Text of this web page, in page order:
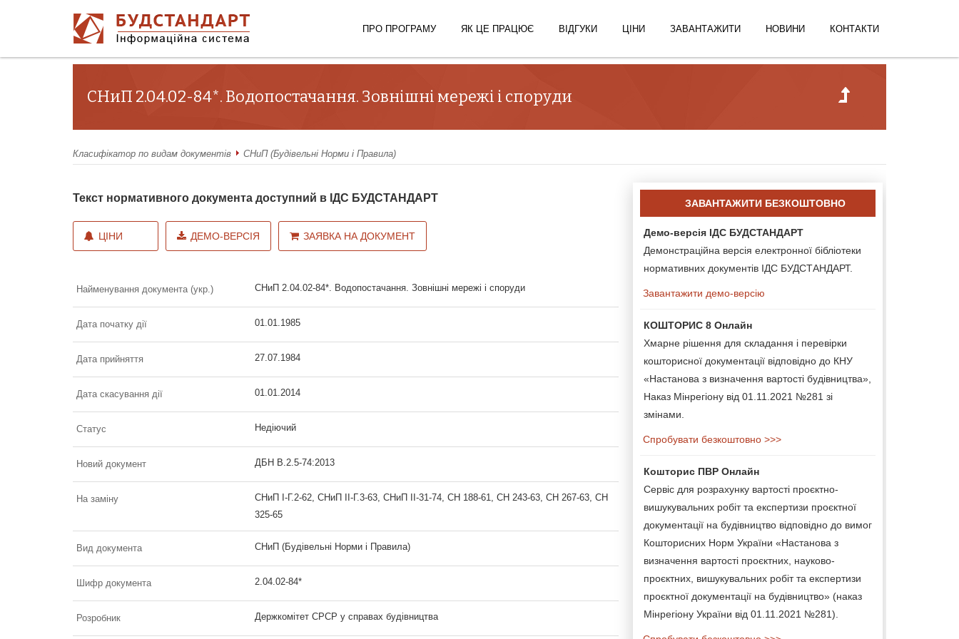
ПРО ПРОГРАМУ ЯК ЦЕ ПРАЦЮЄ ВІДГУКИ ЦІНИ ЗАВАНТАЖИТИ НОВИНИ КОНТАКТИ
СНиП 2.04.02-84*. Водопостачання. Зовнішні мережі і споруди
Класифікатор по видам документів СНиП (Будівельні Норми і Правила)
Текст нормативного документа доступний в ІДС БУДСТАНДАРТ
ЦІНИ ДЕМО-ВЕРСІЯ ЗАЯВКА НА ДОКУМЕНТ
Найменування документа (укр.) СНиП 2.04.02-84*. Водопостачання. Зовнішні мережі і споруди
Дата початку дії 01.01.1985
Дата прийняття 27.07.1984
Дата скасування дії 01.01.2014
Статус Недіючий
Новий документ ДБН В.2.5-74:2013
На заміну
СНиП І-Г.2-62, СНиП ІІ-Г.3-63, СНиП ІІ-31-74, СН 188-61, СН 243-63, СН 267-63, СН
325-65
Вид документа СНиП (Будівельні Норми і Правила)
Шифр документа 2.04.02-84*
Розробник Держкомітет СРСР у справах будівництва
ЗАВАНТАЖИТИ БЕЗКОШТОВНО
Демо-версія ІДС БУДСТАНДАРТ
Демонстраційна версія електронної бібліотеки
нормативних документів ІДС БУДСТАНДАРТ.
Завантажити демо-версію
КОШТОРИС 8 Онлайн
Хмарне рішення для складання і перевірки
кошторисної документації відповідно до КНУ
«Настанова з визначення вартості будівництва»,
Наказ Мінрегіону від 01.11.2021 №281 зі
змінами.
Спробувати безкоштовно >>>
Кошторис ПВР Онлайн
Сервіс для розрахунку вартості проєктно-
вишукувальних робіт та експертизи проєктної
документації на будівництво відповідно до вимог
Кошторисних Норм України «Настанова з
визначення вартості проєктних, науково-
проєктних, вишукувальних робіт та експертизи
проєктної документації на будівництво» (наказ
Мінрегіону України від 01.11.2021 №281).